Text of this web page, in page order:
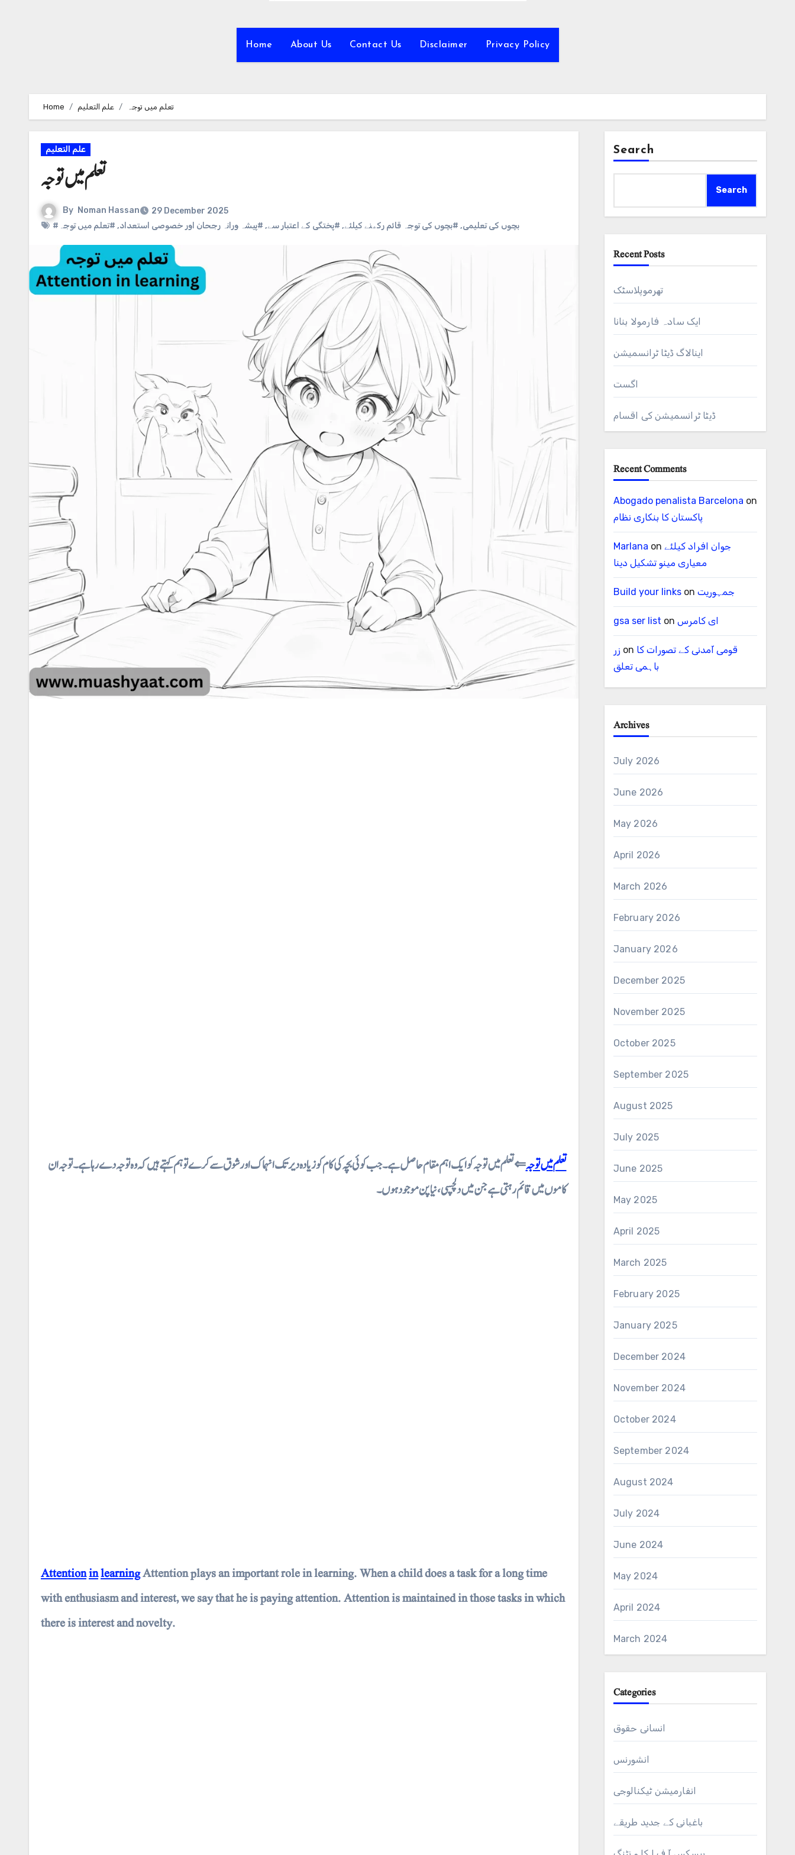
Home About Us Contact Us Disclaimer Privacy Policy
Home علم التعلیم تعلم میں توجہ
علم التعلیم
تعلم میں توجہ
By Noman Hassan
29 December 2025
#بچوں کی تعلیمی, #بچوں کی توجہ قائم رکھنے کیلئے, #پختگی کے اعتبار سے, #پیشہ ورانہ رجحان اور خصوصی استعداد, #تعلم میں توجہ
تعلم میں توجہ⇐ تعلم میں توجہ کو ایک اہم مقام حاصل ہے۔ جب کوئی بچہ کی کام کو زیادہ دیر تک انہماک اور شوق سے کرے تو ہم کہتے ہیں کہ وہ توجہ دے رہا ہے۔ توجہ ان
کاموں میں قائم رہتی ہے جن میں دلچسپی ، نیا پن موجود ہوں ۔
AttentioninlearningAttention plays an important role in learning. When a child does a task for a long time
with enthusiasm and interest, we say that he is paying attention. Attention is maintained in those tasks in which
there is interest and novelty.
Search
Search
Recent Posts
تھرموپلاسٹک
ایک سادہ فارمولا بنانا
اینالاگ ڈیٹا ٹرانسمیشن
اگست
ڈیٹا ٹرانسمیشن کی اقسام
Recent Comments
Abogado penalista Barcelona on
پاکستان کا بنکاری نظام
Marlana on جوان افراد کیلئے
معیاری مینو تشکیل دینا
Build your linkson جمہوریت
gsa ser list on ای کامرس
زر on قومی آمدنی کے تصورات کا
باہمی تعلق
Archives
July 2026
June 2026
May 2026
April 2026
March 2026
February 2026
January 2026
December 2025
November 2025
October 2025
September 2025
August 2025
July 2025
June 2025
May 2025
April 2025
March 2025
February 2025
January 2025
December 2024
November 2024
October 2024
September 2024
August 2024
July 2024
June 2024
May 2024
April 2024
March 2024
Categories
انسانی حقوق
انشورنس
انفارمیشن ٹیکنالوجی
باغبانی کے جدید طریقے